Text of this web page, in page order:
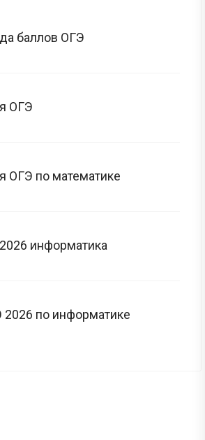
баллов ОГЭ
ОГЭ
ОГЭ по математике
информатика
по информатике